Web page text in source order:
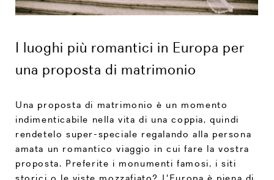
I luoghi più romantici in Europa per
una proposta di matrimonio
Una proposta di matrimonio è un momento
indimenticabile nella vita di una coppia, quindi
rendetelo super-speciale regalando alla persona
amata un romantico viaggio in cui fare la vostra
proposta. Preferite i monumenti famosi, i siti